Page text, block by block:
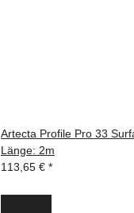
Artecta Profile Pro 33
Länge: 2m
113,65 € *